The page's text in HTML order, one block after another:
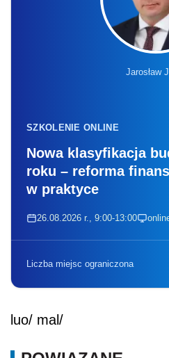
Jarosław
SZKOLENIE ONLINE
Nowa klasyfikacja
roku – reforma
w praktyce
26.08.2026 r., 9:00-13:00
Liczba miejsc ograniczona
luo/ mal/